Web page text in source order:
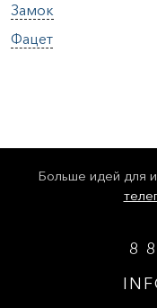
Замок
Фацет
Больше идей для
8